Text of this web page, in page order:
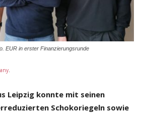
EUR in erster Finanzierungsrunde
.
Leipzig konnte mit seinen
Schokoriegeln sowie